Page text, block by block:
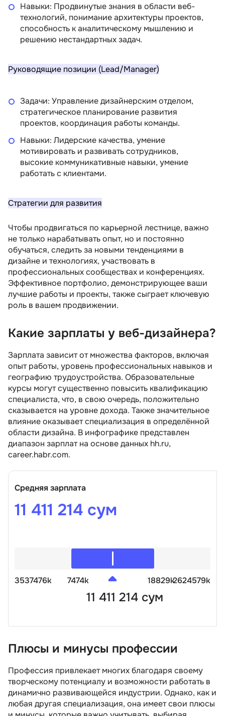
Навыки: Продвинутые знания в области веб-
технологий, понимание архитектуры проектов,
способность к аналитическому мышлению и
решению нестандартных задач.
Руководящие позиции (Lead/Manager)
Задачи: Управление дизайнерским отделом,
стратегическое планирование развития
проектов, координация работы команды.
Навыки: Лидерские качества, умение
мотивировать и развивать сотрудников,
высокие коммуникативные навыки, умение
работать с клиентами.
Стратегии для развития
Чтобы продвигаться по карьерной лестнице, важно
не только нарабатывать опыт, но и постоянно
обучаться, следить за новыми тенденциями в
дизайне и технологиях, участвовать в
профессиональных сообществах и конференциях.
Эффективное портфолио, демонстрирующее ваши
лучшие работы и проекты, также сыграет ключевую
роль в вашем продвижении.
Какие зарплаты у веб-дизайнера?
Зарплата зависит от множества факторов, включая
опыт работы, уровень профессиональных навыков и
географию трудоустройства. Образовательные
курсы могут существенно повысить квалификацию
специалиста, что, в свою очередь, положительно
сказывается на уровне дохода. Также значительное
влияние оказывает специализация в определённой
области дизайна. В инфографике представлен
диапазон зарплат на основе данных hh.ru,
career.habr.com.
Средняя зарплата
11 411 214 сум
3537476k 7474k
11 411 214 сум
18829k2624579k
Плюсы и минусы профессии
Профессия привлекает многих благодаря своему
творческому потенциалу и возможности работать в
динамично развивающейся индустрии. Однако, как и
любая другая специализация, она имеет свои плюсы